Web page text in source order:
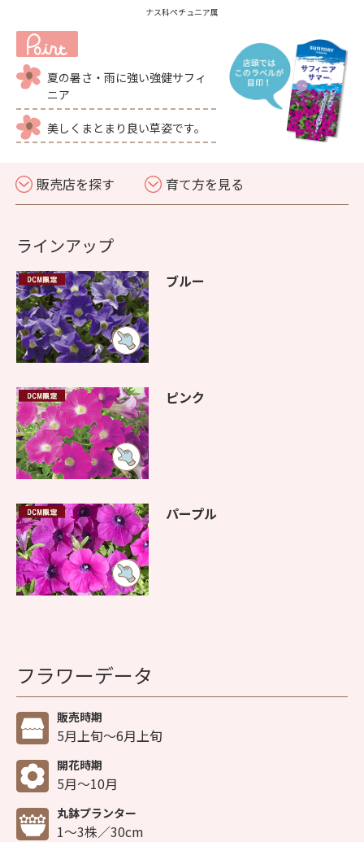
ナス科ペチュニア属
夏の暑さ・雨に強い強健サフィ
ニア
美しくまとまり良い草姿です。
販売店を探す 育て方を見る
ラインアップ
ブルー
ピンク
パープル
フラワーデータ
販売時期
5月上旬～6月上旬
開花時期
5月～10月
丸鉢プランター
1～3株／30cm